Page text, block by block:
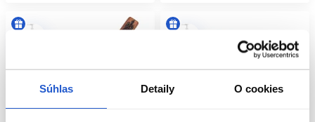
Súhlas Detaily O cookies